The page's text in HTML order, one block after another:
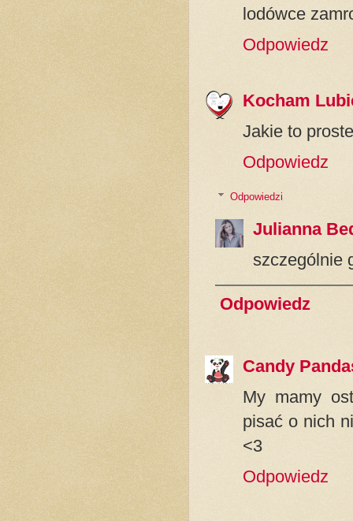
lodówce
Odpowiedz
Kocham
Jakie to
Odpowiedz
Odpowiedzi
Julianna
szczególnie
Odpowiedz
Candy
My mamy
pisać o nich
<3
Odpowiedz